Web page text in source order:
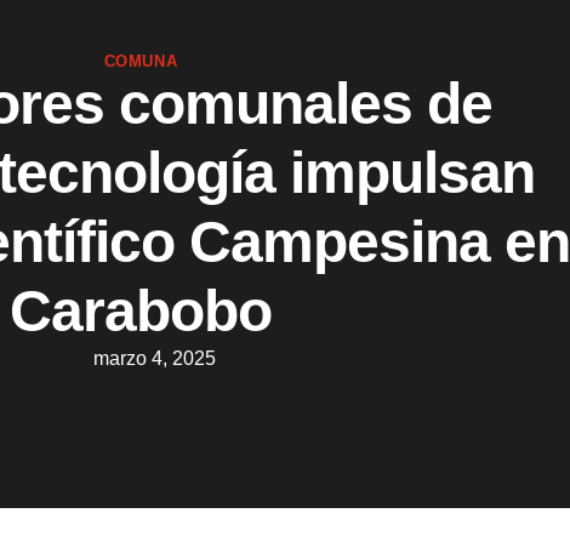
COMUNA
comunales de
impulsan
Campesina en
Carabobo
marzo 4, 2025